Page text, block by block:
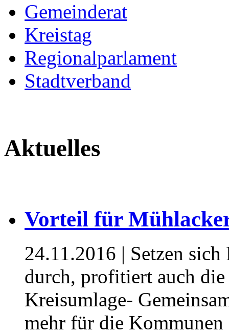
Gemeinderat
Kreistag
Regionalparlament
Stadtverband
Aktuelles
Vorteil für
24.11.2016 | Setzen
durch, profitiert auch die
Kreisumlage-
mehr für die Kommunen